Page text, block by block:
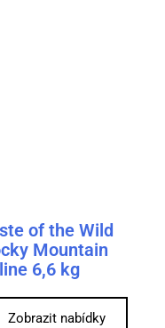
of the Wild
Mountain
6,6 kg
Zobrazit nabídky